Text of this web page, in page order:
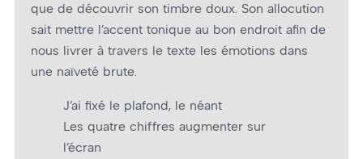
que de découvrir son timbre doux. Son allocution
sait mettre l’accent tonique au bon endroit afin de
nous livrer à travers le texte les émotions dans
une naïveté brute.
J’ai fixé le plafond, le néant
Les quatre chiffres augmenter sur
l’écran